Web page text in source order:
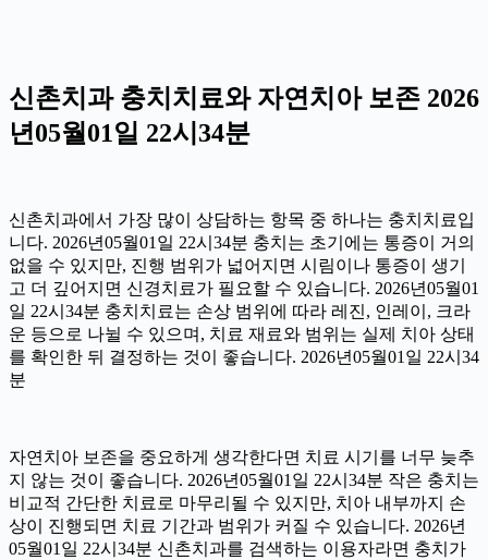
신촌치과 충치치료와 자연치아 보존 2026
년05월01일 22시34분
신촌치과에서 가장 많이 상담하는 항목 중 하나는 충치치료입
니다. 2026년05월01일 22시34분 충치는 초기에는 통증이 거의
없을 수 있지만, 진행 범위가 넓어지면 시림이나 통증이 생기
고 더 깊어지면 신경치료가 필요할 수 있습니다. 2026년05월01
일 22시34분 충치치료는 손상 범위에 따라 레진, 인레이, 크라
운 등으로 나뉠 수 있으며, 치료 재료와 범위는 실제 치아 상태
를 확인한 뒤 결정하는 것이 좋습니다. 2026년05월01일 22시34
분
자연치아 보존을 중요하게 생각한다면 치료 시기를 너무 늦추
지 않는 것이 좋습니다. 2026년05월01일 22시34분 작은 충치는
비교적 간단한 치료로 마무리될 수 있지만, 치아 내부까지 손
상이 진행되면 치료 기간과 범위가 커질 수 있습니다. 2026년
05월01일 22시34분 신촌치과를 검색하는 이용자라면 충치가